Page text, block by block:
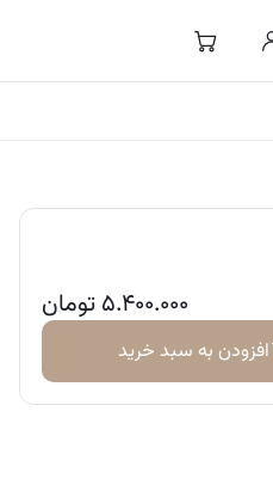
۵.۴۰۰.۰۰۰تومان
افزودن به سبد خرید